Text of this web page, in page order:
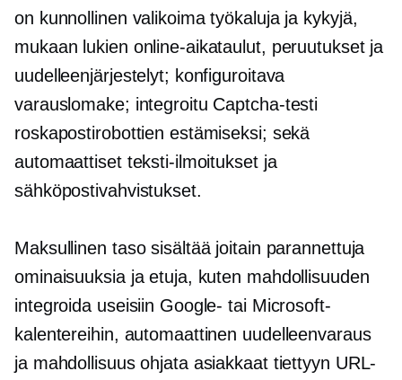
on kunnollinen valikoima työkaluja ja kykyjä,
mukaan lukien online-aikataulut, peruutukset ja
uudelleenjärjestelyt; konfiguroitava
varauslomake; integroitu Captcha-testi
roskapostirobottien estämiseksi; sekä
automaattiset teksti-ilmoitukset ja
sähköpostivahvistukset.
Maksullinen taso sisältää joitain parannettuja
ominaisuuksia ja etuja, kuten mahdollisuuden
integroida useisiin Google- tai Microsoft-
kalentereihin, automaattinen uudelleenvaraus
ja mahdollisuus ohjata asiakkaat tiettyyn URL-